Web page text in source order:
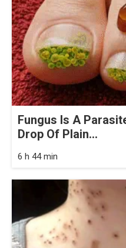
Fungus Is A
Drop Of Plain...
6 h 44 min